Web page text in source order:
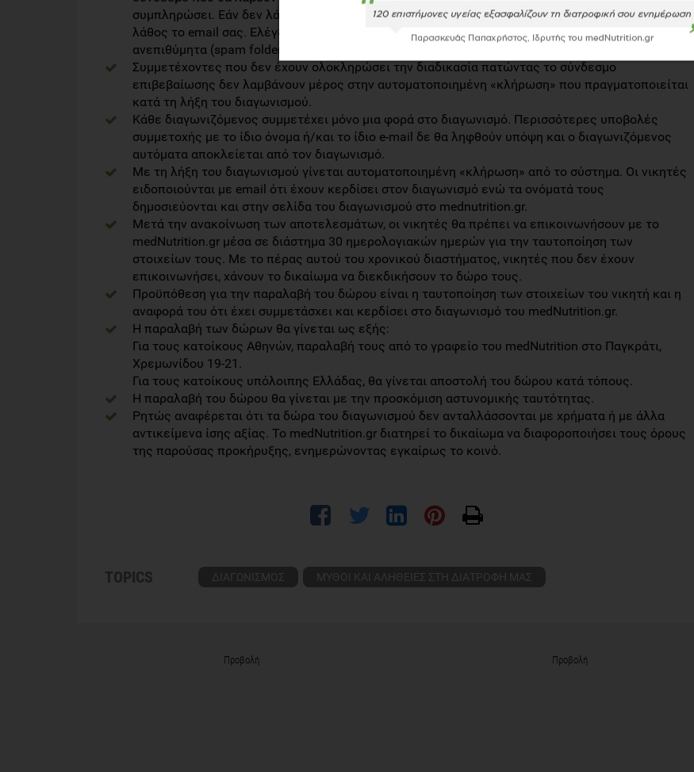
συμπληρώσει. Εάν δεν λάβετε το email επιβεβαίωσης είναι πιθανόν να έχετε συμπληρώσει
λάθος το email σας. Ελέγξετε επίσης μήπως έχετε λάβει το email αλλά έχει προωθηθεί στα
ανεπιθύμητα (spam folder).
Συμμετέχοντες που δεν έχουν ολοκληρώσει την διαδικασία πατώντας το σύνδεσμο
επιβεβαίωσης δεν λαμβάνουν μέρος στην αυτοματοποιημένη «κλήρωση» που πραγματοποιείται
κατά τη λήξη του διαγωνισμού.
Κάθε διαγωνιζόμενος συμμετέχει μόνο μια φορά στο διαγωνισμό. Περισσότερες υποβολές
συμμετοχής με το ίδιο όνομα ή/και το ίδιο e-mail δε θα ληφθούν υπόψη και ο διαγωνιζόμενος
αυτόματα αποκλείεται από τον διαγωνισμό.
Με τη λήξη του διαγωνισμού γίνεται αυτοματοποιημένη «κλήρωση» από το σύστημα. Οι νικητές
ειδοποιούνται με email ότι έχουν κερδίσει στον διαγωνισμό ενώ τα ονόματά τους
δημοσιεύονται και στην σελίδα του διαγωνισμού στο mednutrition.gr.
Μετά την ανακοίνωση των αποτελεσμάτων, οι νικητές θα πρέπει να επικοινωνήσουν με το
medNutrition.gr μέσα σε διάστημα 30 ημερολογιακών ημερών για την ταυτοποίηση των
στοιχείων τους. Με το πέρας αυτού του χρονικού διαστήματος, νικητές που δεν έχουν
επικοινωνήσει, χάνουν το δικαίωμα να διεκδικήσουν το δώρο τους.
Προϋπόθεση για την παραλαβή του δώρου είναι η ταυτοποίηση των στοιχείων του νικητή και η
αναφορά του ότι έχει συμμετάσχει και κερδίσει στο διαγωνισμό του medNutrition.gr.
Η παραλαβή των δώρων θα γίνεται ως εξής:
Για τους κατοίκους Αθηνών, παραλαβή τους από το γραφείο του medNutrition στο Παγκράτι,
Χρεμωνίδου 19-21.
Για τους κατοίκους υπόλοιπης Ελλάδας, θα γίνεται αποστολή του δώρου κατά τόπους.
Η παραλαβή του δώρου θα γίνεται με την προσκόμιση αστυνομικής ταυτότητας.
Ρητώς αναφέρεται ότι τα δώρα του διαγωνισμού δεν ανταλλάσσονται με χρήματα ή με άλλα
αντικείμενα ίσης αξίας. Το medNutrition.gr διατηρεί το δικαίωμα να διαφοροποιήσει τους όρους
της παρούσας προκήρυξης, ενημερώνοντας εγκαίρως το κοινό.
TOPICS ΔΙΑΓΩΝΙΣΜΟΣ ΜΥΘΟΙ ΚΑΙ ΑΛΗΘΕΙΕΣ ΣΤΗ ΔΙΑΤΡΟΦΗ ΜΑΣ
Προβολή Προβολή